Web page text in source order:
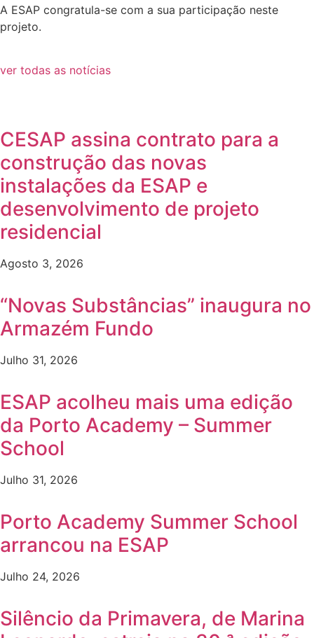
A ESAP congratula-se com a sua participação neste
projeto.
ver todas as notícias
CESAP assina contrato para a
construção das novas
instalações da ESAP e
desenvolvimento de projeto
residencial
Agosto 3, 2026
“Novas Substâncias” inaugura no
Armazém Fundo
Julho 31, 2026
ESAP acolheu mais uma edição
da Porto Academy – Summer
School
Julho 31, 2026
Porto Academy Summer School
arrancou na ESAP
Julho 24, 2026
Silêncio da Primavera, de Marina